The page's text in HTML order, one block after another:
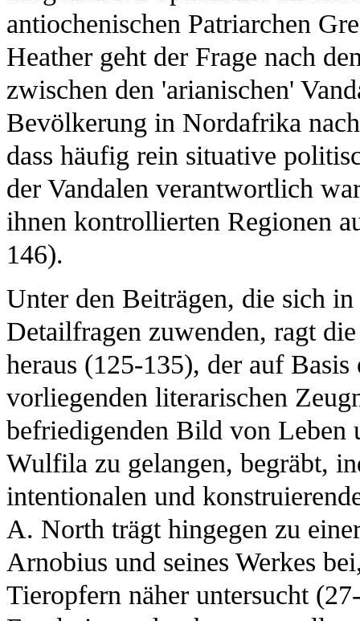
antiochenischen Patriarchen
Heather geht der Frage nach
zwischen den 'arianischen'
Bevölkerung in Nordafrika
dass häufig rein situative
der Vandalen verantwortlich
ihnen kontrollierten Regionen
146).
Unter den Beiträgen, die sich
Detailfragen zuwenden, ragt
heraus (125-135), der auf
vorliegenden literarischen
befriedigenden Bild von Leben
Wulfila zu gelangen, begräbt,
intentionalen und
A. North trägt hingegen zu
Arnobius und seines Werkes
Tieropfern näher untersucht